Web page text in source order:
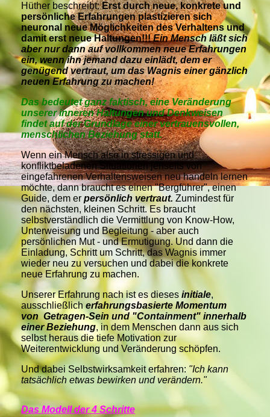
Hüther beschreibt:Erst durch neue, konkrete und
persönliche Erfahrungen plastizieren sich
neuronal neue Möglichkeiten des Verhaltens und
damit erst neue Haltungen!!!Ein Mensch läßt sich
aber nur dann auf vollkommen neue Erfahrungen
ein, wenn ihn jemand dazu einlädt, dem er
genügend vertraut, um das Wagnis einer gänzlich
neuen Erfahrung zu machen!
Das bedeutet ganz faktisch, eine Veränderung
unserer inneren Haltungen und Denkweisen
findet auf der Grundlage einer vertrauensvollen,
menschlichen Beziehung statt.
Wenn ein Mensch also in stressigen und
konfliktbeladenen Situationen jenseits von
eingefahrenen Verhaltensweisen neu handeln lernen
möchte, dann braucht es einen "Bergführer", einen
Guide, dem er persönlich vertraut. Zumindest für
den nächsten, kleinen Schritt. Es braucht
selbstverständlich die Vermittlung von Know-How,
Unterweisung und Begleitung - aber auch
persönlichen Mut - und Ermutigung. Und dann die
Einladung, Schritt um Schritt, das Wagnis immer
wieder neu zu versuchen und dabei die konkrete
neue Erfahrung zu machen.
Unserer Erfahrung nach ist es dieses initiale,
ausschließlich erfahrungsbasierte Momentum
von Getragen-Sein und "Containment" innerhalb
einer Beziehung, in dem Menschen dann aus sich
selbst heraus die tiefe Motivation zur
Weiterentwicklung und Veränderung schöpfen.
Und dabei Selbstwirksamkeit erfahren: "Ich kann
tatsächlich etwas bewirken und verändern."
Das Modell der 4 Schritte